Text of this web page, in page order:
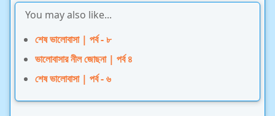
You may also like...
শেষ ভালোবাসা | পর্ব - ৮
ভালোবাসার নীল জোছনা | পর্ব ৪
শেষ ভালোবাসা | পর্ব - ৬